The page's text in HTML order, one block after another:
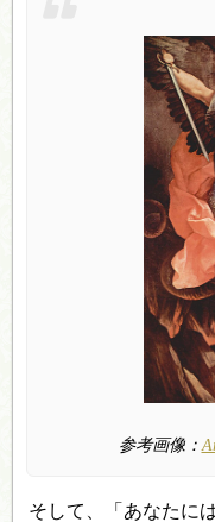
参考画像：
そして、「あなたに